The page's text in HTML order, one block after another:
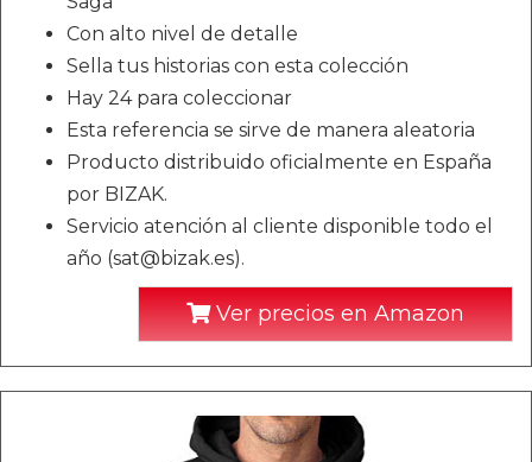
Con alto nivel de detalle
Sella tus historias con esta colección
Hay 24 para coleccionar
Esta referencia se sirve de manera aleatoria
Producto distribuido oficialmente en España
por BIZAK.
Servicio atención al cliente disponible todo el
año (sat@bizak.es).
Ver precios en Amazon